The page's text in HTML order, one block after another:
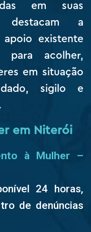
em suas
destacam a
existente
para acolher,
em situação
sigilo e
em Niterói
à Mulher –
24 horas,
de denúncias